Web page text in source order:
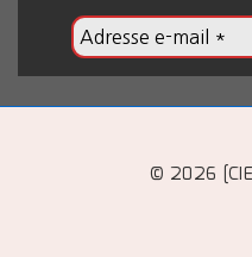
© 2026 [CIE